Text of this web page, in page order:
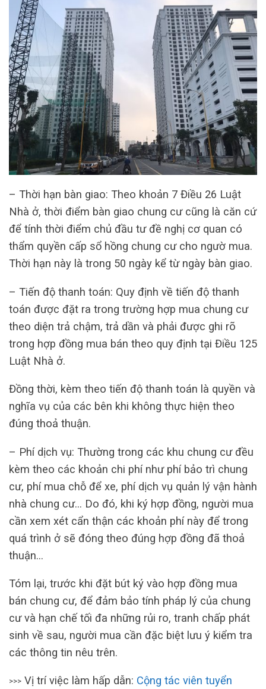
– Thời hạn bàn giao: Theo khoản 7 Điều 26 Luật
Nhà ở, thời điểm bàn giao chung cư cũng là căn cứ
để tính thời điểm chủ đầu tư đề nghị cơ quan có
thẩm quyền cấp sổ hồng chung cư cho ngườ mua.
Thời hạn này là trong 50 ngày kể từ ngày bàn giao.
– Tiến độ thanh toán: Quy định về tiến độ thanh
toán được đặt ra trong trường hợp mua chung cư
theo diện trả chậm, trả dần và phải được ghi rõ
trong hợp đồng mua bán theo quy định tại Điều 125
Luật Nhà ở.
Đồng thời, kèm theo tiến độ thanh toán là quyền và
nghĩa vụ của các bên khi không thực hiện theo
đúng thoả thuận.
– Phí dịch vụ: Thường trong các khu chung cư đều
kèm theo các khoản chi phí như phí bảo trì chung
cư, phí mua chỗ để xe, phí dịch vụ quản lý vận hành
nhà chung cư… Do đó, khi ký hợp đồng, người mua
cần xem xét cẩn thận các khoản phí này để trong
quá trình ở sẽ đóng theo đúng hợp đồng đã thoả
thuận…
Tóm lại, trước khi đặt bút ký vào hợp đồng mua
bán chung cư, để đảm bảo tính pháp lý của chung
cư và hạn chế tối đa những rủi ro, tranh chấp phát
sinh về sau, người mua cần đặc biệt lưu ý kiểm tra
các thông tin nêu trên.
>>> Vị trí việc làm hấp dẫn: Cộng tác viên tuyển